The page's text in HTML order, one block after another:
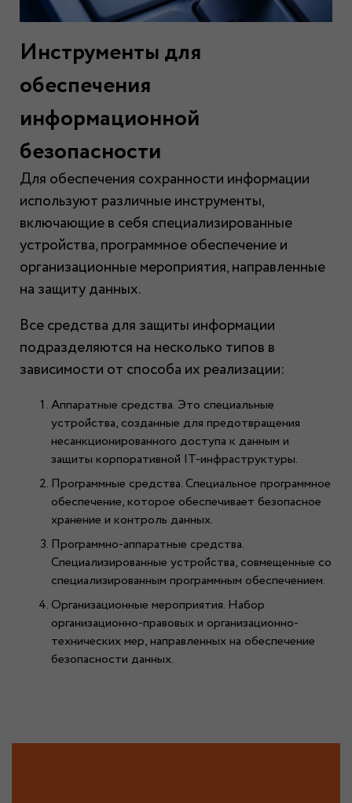
Инструменты для
обеспечения
информационной
безопасности
Для обеспечения сохранности информации
используют различные инструменты,
включающие в себя специализированные
устройства, программное обеспечение и
организационные мероприятия, направленные
на защиту данных.
Все средства для защиты информации
подразделяются на несколько типов в
зависимости от способа их реализации:
Аппаратные средства. Это специальные
устройства, созданные для предотвращения
несанкционированного доступа к данным и
защиты корпоративной IT-инфраструктуры.
Программные средства. Специальное программное
обеспечение, которое обеспечивает безопасное
хранение и контроль данных.
Программно-аппаратные средства.
Специализированные устройства, совмещенные со
специализированным программным обеспечением.
Организационные мероприятия. Набор
организационно-правовых и организационно-
технических мер, направленных на обеспечение
безопасности данных.